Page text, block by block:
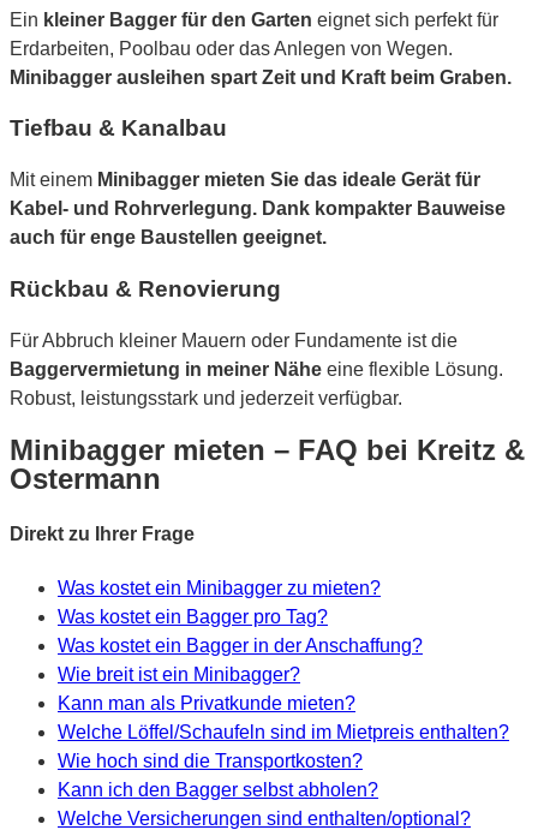
Ein kleiner Bagger für den Garten eignet sich perfekt für
Erdarbeiten, Poolbau oder das Anlegen von Wegen.
Minibagger ausleihen spart Zeit und Kraft beim Graben.
Tiefbau & Kanalbau
Mit einem Minibagger mieten Sie das ideale Gerät für
Kabel- und Rohrverlegung. Dank kompakter Bauweise
auch für enge Baustellen geeignet.
Rückbau & Renovierung
Für Abbruch kleiner Mauern oder Fundamente ist die
Baggervermietung in meiner Nähe eine flexible Lösung.
Robust, leistungsstark und jederzeit verfügbar.
Minibagger mieten – FAQ bei Kreitz &
Ostermann
Direkt zu Ihrer Frage
Was kostet ein Minibagger zu mieten?
Was kostet ein Bagger pro Tag?
Was kostet ein Bagger in der Anschaffung?
Wie breit ist ein Minibagger?
Kann man als Privatkunde mieten?
Welche Löffel/Schaufeln sind im Mietpreis enthalten?
Wie hoch sind die Transportkosten?
Kann ich den Bagger selbst abholen?
Welche Versicherungen sind enthalten/optional?